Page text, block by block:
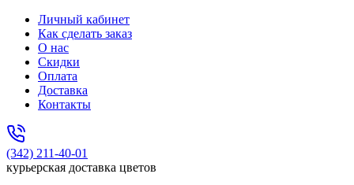
Личный кабинет
Как сделать заказ
О нас
Скидки
Оплата
Доставка
Контакты
(342) 211-40-01
курьерская доставка цветов